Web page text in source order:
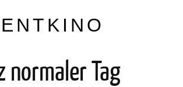
normaler Tag